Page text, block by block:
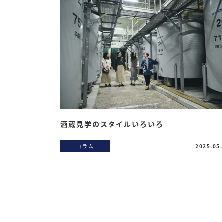
酒蔵見学のスタイルいろいろ
コラム